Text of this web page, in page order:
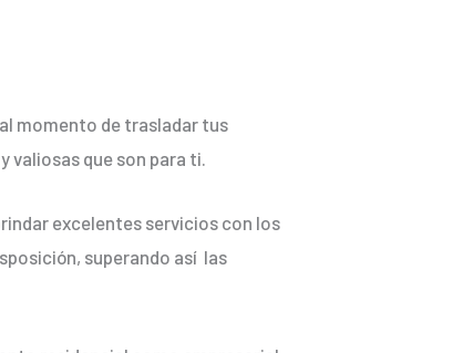
momento de trasladar tus
que son para ti.
excelentes servicios con los
superando así las